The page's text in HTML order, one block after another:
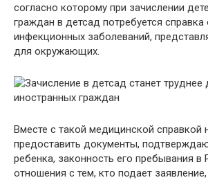
согласно которому при зачислении
граждан в детсад потребуется справка
инфекционных заболеваний,
для окружающих.
Вместе с такой медицинской справкой
предоставить документы,
ребенка, законность его пребывания
отношения с тем, кто подает